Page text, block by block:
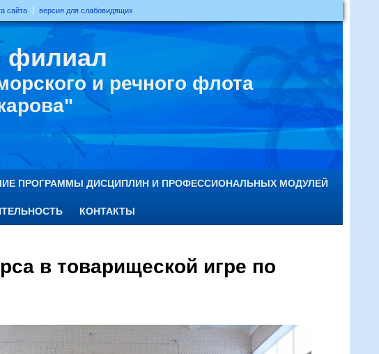
сайта версия для слабовидящих
филиал
и речного флота
ПРОГРАММЫ ДИСЦИПЛИН И ПРОФЕССИОНАЛЬНЫХ МОДУЛЕЙ
КОНТАКТЫ
в товарищеской игре по